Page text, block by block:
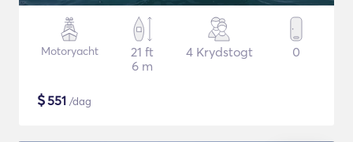
Motoryacht
21 ft
6 m
4 Krydstogt 0
$551 /dag